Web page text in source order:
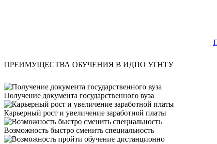
ПРЕИМУЩЕСТВА ОБУЧЕНИЯ В ИДПО УГНТУ
Получение документа государственного вуза
Карьерный рост и увеличение заработной платы
Возможность быстро сменить специальность